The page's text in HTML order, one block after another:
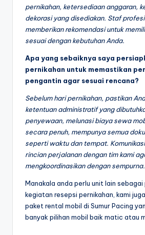
pernikahan, ketersediaan anggaran,
dekorasi yang disediakan. Staf
memberikan rekomendasi untuk
sesuai dengan kebutuhan Anda.
Apa yang sebaiknya saya
pernikahan untuk memastikan
pengantin agar sesuai rencana?
Sebelum hari pernikahan, pastikan
ketentuan administratif yang
penyewaan, melunasi biaya sewa
secara penuh, mempunya semua
seperti waktu dan tempat.
rincian perjalanan dengan tim kami
mengkoordinasikan dengan sempurna.
Manakala anda perlu unit lain sebagai
kegiatan resepsi pernikahan, kami
paket rental mobil di Sumur Pacing
banyak pilihan mobil baik matic atau